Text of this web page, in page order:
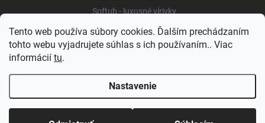
Tento web používa súbory cookies. Ďalším prechádzaním
tohto webu vyjadrujete súhlas s ich používaním.. Viac
informácií tu.
Nastavenie
Softub - luxusné vírivky
Copyright 2026HouseGarden.sk. Všetky práva vyhradené.Upraviť